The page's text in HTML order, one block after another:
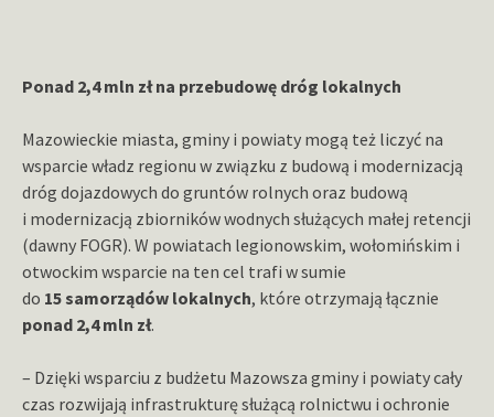
Ponad 2,4 mln zł na przebudowę dróg lokalnych
Mazowieckie miasta, gminy i powiaty mogą też liczyć na
wsparcie władz regionu w związku z budową i modernizacją
dróg dojazdowych do gruntów rolnych oraz budową
i modernizacją zbiorników wodnych służących małej retencji
(dawny FOGR). W powiatach legionowskim, wołomińskim i
otwockim wsparcie na ten cel trafi w sumie
do 15 samorządów lokalnych, które otrzymają łącznie
ponad 2,4 mln zł.
– Dzięki wsparciu z budżetu Mazowsza gminy i powiaty cały
czas rozwijają infrastrukturę służącą rolnictwu i ochronie